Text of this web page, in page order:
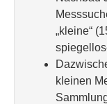
„kleine“
kleinen